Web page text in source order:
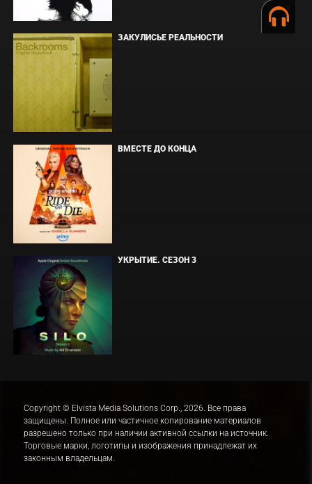
ЗАКУЛИСЬЕ РЕАЛЬНОСТИ
ВМЕСТЕ ДО КОНЦА
УКРЫТИЕ. СЕЗОН 3
Copyright © Elvista Media Solutions Corp., 2026. Все права
защищены. Полное или частичное копирование материалов
разрешено только при наличии активной ссылки на источник.
Торговые марки, логотипы и изображения принадлежат их
законным владельцам.